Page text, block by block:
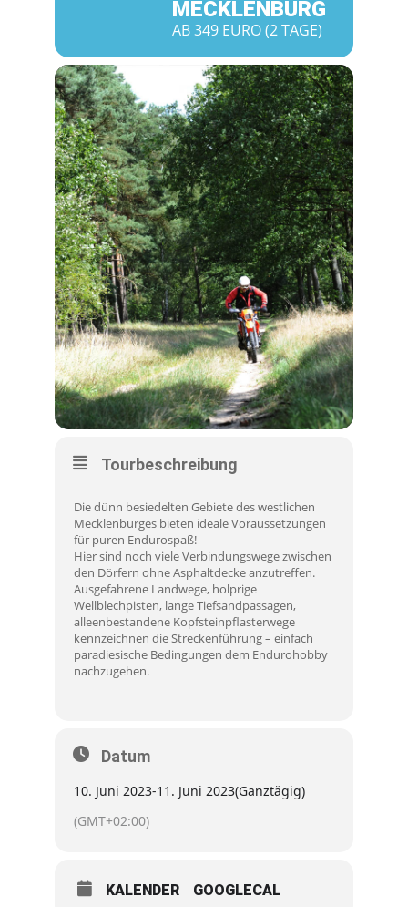
MECKLENBURG
AB 349 EURO (2 TAGE)
Tourbeschreibung
Die dünn besiedelten Gebiete des westlichen
Mecklenburges bieten ideale Voraussetzungen
für puren Endurospaß!
Hier sind noch viele Verbindungswege zwischen
den Dörfern ohne Asphaltdecke anzutreffen.
Ausgefahrene Landwege, holprige
Wellblechpisten, lange Tiefsandpassagen,
alleenbestandene Kopfsteinpflasterwege
kennzeichnen die Streckenführung – einfach
paradiesische Bedingungen dem Endurohobby
nachzugehen.
Datum
10. Juni 2023-11. Juni 2023(Ganztägig)
(GMT+02:00)
KALENDER GOOGLECAL